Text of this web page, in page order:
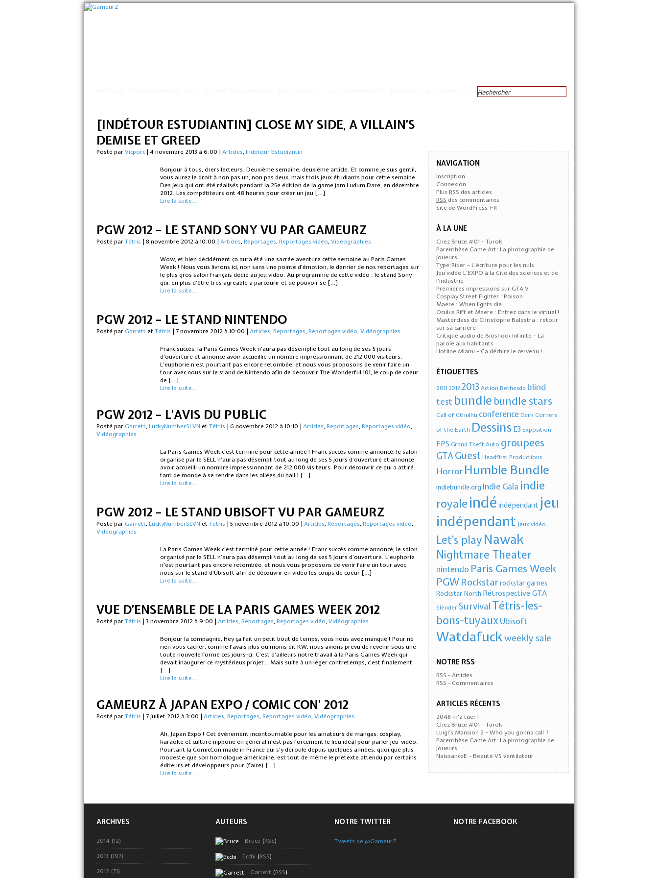
[INDÉTOUR ESTUDIANTIN] CLOSE MY SIDE, A VILLAIN’S
DEMISE ET GREED
Posté parVicporc| 4 novembre 2013 à 6:00 | Articles, Indétour Estudiantin
Bonjour à tous, chers lecteurs. Deuxième semaine, deuxième article. Et comme je suis gentil,
vous aurez le droit à non pas un, non pas deux, mais trois jeux étudiants pour cette semaine.
Des jeux qui ont été réalisés pendant la 25e édition de la game jam Ludum Dare, en décembre
2012. Les compétiteurs ont 48 heures pour créer un jeu […]
Lire la suite...
PGW 2012 – LE STAND SONY VU PAR GAMEURZ
Posté parTétris | 8 novembre 2012 à 10:00 | Articles, Reportages, Reportages vidéo, Vidéographies
Wow, et bien décidément ça aura été une sacrée aventure cette semaine au Paris Games
Week ! Nous vous livrons ici, non sans une pointe d’émotion, le dernier de nos reportages sur
le plus gros salon français dédié au jeu vidéo. Au programme de cette vidéo : le stand Sony
qui, en plus d’être très agréable à parcourir et de pouvoir se […]
Lire la suite...
PGW 2012 – LE STAND NINTENDO
Posté parGarrett etTétris | 7 novembre 2012 à 10:00 | Articles, Reportages, Reportages vidéo, Vidéographies
Franc succès, la Paris Games Week n’aura pas désemplie tout au long de ses 5 jours
d’ouverture et annonce avoir accueillie un nombre impressionnant de 212 000 visiteurs.
L’euphorie n’est pourtant pas encore retombée, et nous vous proposons de venir faire un
tour avec nous sur le stand de Nintendo afin de découvrir The Wonderful 101, le coup de coeur
de […]
Lire la suite...
PGW 2012 – L’AVIS DU PUBLIC
Posté parGarrett, LuckyNumberSLVN etTétris | 6 novembre 2012 à 10:10 | Articles, Reportages, Reportages vidéo,
Vidéographies
La Paris Games Week c’est terminé pour cette année ! Franc succès comme annoncé, le salon
organisé par le SELL n’aura pas désempli tout au long de ses 5 jours d’ouverture et annonce
avoir accueilli un nombre impressionnant de 212 000 visiteurs. Pour découvrir ce qui a attiré
tant de monde à se rendre dans les allées du hall 1 […]
Lire la suite...
PGW 2012 – LE STAND UBISOFT VU PAR GAMEURZ
Posté parGarrett, LuckyNumberSLVN etTétris | 5 novembre 2012 à 10:00 | Articles, Reportages, Reportages vidéo,
Vidéographies
La Paris Games Week c’est terminé pour cette année ! Franc succès comme annoncé, le salon
organisé par le SELL n’aura pas désempli tout au long de ses 5 jours d’ouverture. L’euphorie
n’est pourtant pas encore retombée, et nous vous proposons de venir faire un tour avec
nous sur le stand d’Ubisoft afin de découvrir en vidéo les coups de coeur […]
Lire la suite...
VUE D’ENSEMBLE DE LA PARIS GAMES WEEK 2012
Posté parTétris | 3 novembre 2012 à 9:00 | Articles, Reportages, Reportages vidéo, Vidéographies
Bonjour la compagnie, Hey ça fait un petit bout de temps, vous nous avez manqué ! Pour ne
rien vous cacher, comme l’avais plus ou moins dit KW, nous avions prévu de revenir sous une
toute nouvelle forme ces jours-ci. C’est d’ailleurs notre travail à la Paris Games Week qui
devait inaugurer ce mystérieux projet… Mais suite à un léger contretemps, c’est finalement
[…]
Lire la suite...
GAMEURZ À JAPAN EXPO / COMIC CON’ 2012
Posté parTétris | 7 juillet 2012 à 3:00 | Articles, Reportages, Reportages vidéo, Vidéographies
Ah, Japan Expo ! Cet évènement incontournable pour les amateurs de mangas, cosplay,
karaoke et culture nippone en général n’est pas forcement le lieu idéal pour parler jeu-vidéo.
Pourtant la ComicCon made in France qui s’y déroule depuis quelques années, quoi que plus
modeste que son homologue américaine, est tout de même le prétexte attendu par certains
éditeurs et développeurs pour (faire) […]
Lire la suite...
NAVIGATION
Inscription
Connexion
FluxRSS des articles
RSS des commentaires
Site de WordPress-FR
À LA UNE
Chez Bruce #01 – Turok
Parenthèse Game Art: La photographie de
joueurs
Type:Rider – L’écriture pour les nuls
Jeu vidéo L’EXPO à la Cité des sciences et de
l’industrie
Premières impressions sur GTA V
Cosplay Street Fighter : Poison
Maere : When lights die
Oculus Rift et Maere : Entrez dans le virtuel !
Masterclass de Christophe Balestra : retour
sur sa carrière
Critique audio de Bioshock Infinite – La
parole aux habitants
Hotline Miami – Ça déchire le cerveau !
ÉTIQUETTES
2011 2012 2013 Action Bethesda blind
test bundle bundle stars
Call of Cthulhu conferenceDark Corners
of the Earth Dessins E3 Exposition
FPS Grand Theft Auto groupees
GTAGuest Headfirst Productions
Horror Humble Bundle
indiebundle.org Indie Gala indie
royale indé indépendant jeu
indépendant Jeux vidéo
Let's play Nawak
Nightmare Theater
nintendo Paris Games Week
PGW Rockstarrockstar games
Rockstar North Rétrospective GTA
Slender Survival Tétris-les-
bons-tuyauxUbisoft
Watdafuckweekly sale
NOTRE RSS
RSS - Articles
RSS - Commentaires
ARTICLES RÉCENTS
2048 m’a tuer !
Chez Bruce #01 – Turok
Luigi’s Mansion 2 – Who you gonna call ?
Parenthèse Game Art: La photographie de
joueurs
NaissanceE – Beauté VS ventilateur
ARCHIVES
2014 (12)
2013 (197)
2012 (71)
AUTEURS
Bruce (RSS)
Ecchi (RSS)
Garrett (RSS)
NOTRE TWITTER
Tweets de @GameurZ
NOTRE FACEBOOK